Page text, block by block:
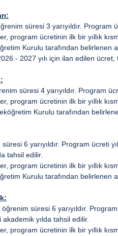
süresi 3 yarıyıldır. Program
program ücretinin ilk bir yıllık
Kurulu tarafından belirlenen
- 2027 yılı için ilan edilen
süresi 4 yarıyıldır. Program
program ücretinin ilk bir yıllık
Kurulu tarafından
6 yarıyıldır. Program ücreti
tahsil edilir.
program ücretinin ilk bir yıllık
Kurulu tarafından
süresi 6 yarıyıldır.
akademik yılda tahsil edilir.
program ücretinin ilk bir yıllık